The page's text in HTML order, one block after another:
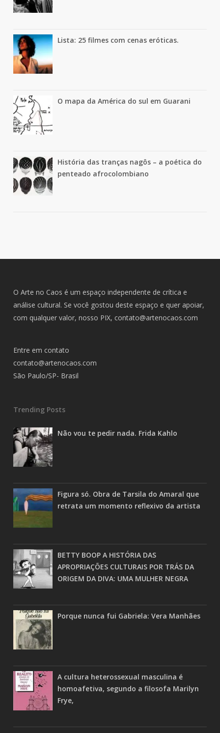
Lista: 25 filmes com cenas eróticas.
O mapa da América do sul em Guarani
História das tranças nagôs – a poética do
penteado afrocolombiano
O Arte no Caos é um espaço independente de crítica e
análise cultural. Se você gostou deste espaço e quer apoiar,
com qualquer valor, nosso PIX, contato@artenocaos.com
Entre em contato
contato@artenocaos.com
São Paulo/SP- Brasil
Trending Posts
Não vou te pedir nada. Frida Kahlo
Figura só. Obra de Tarsila do Amaral que
retrata um momento reflexivo da artista
BETTY BOOP A HISTÓRIA DAS
APROPRIAÇÕES CULTURAIS POR TRÁS DA
ORIGEM DA DIVA: UMA MULHER NEGRA
Porque nunca fui Gabriela: Vera Manhães
A cultura heterossexual masculina é
homoafetiva, segundo a filosofa Marilyn
Frye,